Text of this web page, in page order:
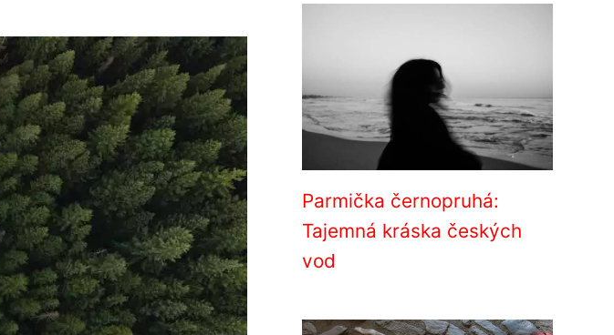
Parmička černopruhá:
Tajemná kráska českých
vod